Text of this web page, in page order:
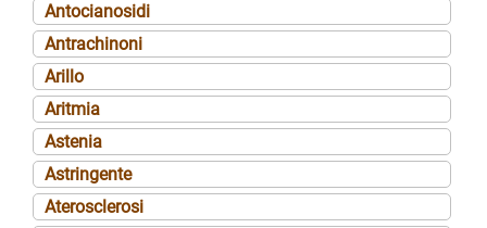
Antocianosidi
Antrachinoni
Arillo
Aritmia
Astenia
Astringente
Aterosclerosi